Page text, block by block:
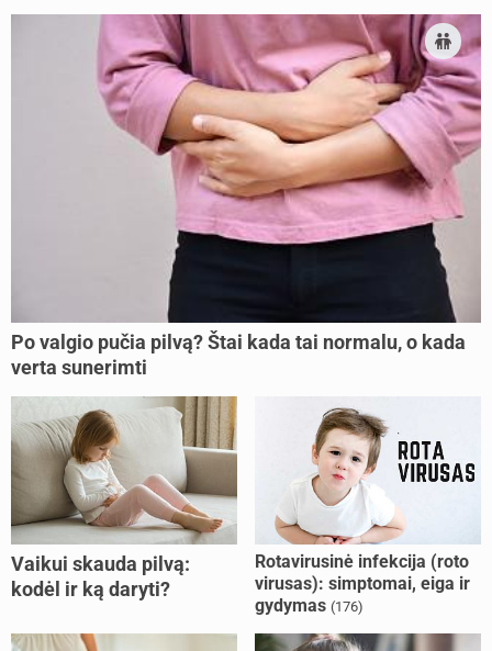
Po valgio pučia pilvą? Štai kada tai normalu, o kada
verta sunerimti
Vaikui skauda pilvą:
kodėl ir ką daryti?
Rotavirusinė infekcija (roto
virusas): simptomai, eiga ir
gydymas (176)